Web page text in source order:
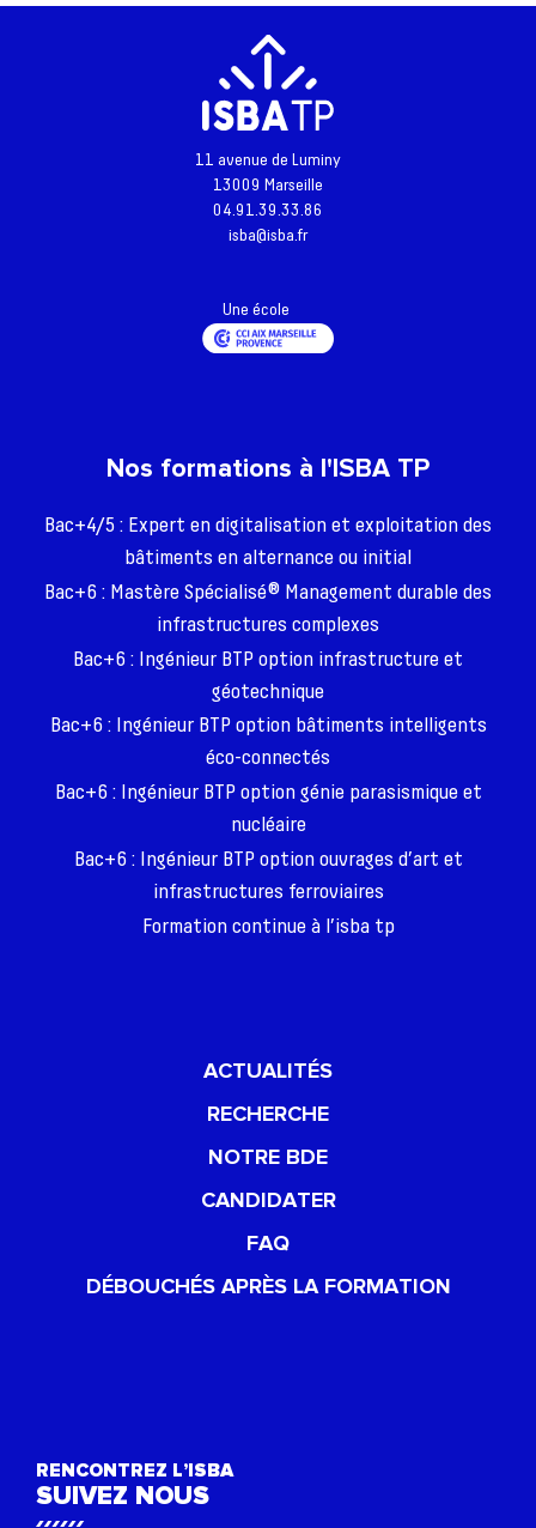
11 avenue de Luminy
13009 Marseille
04.91.39.33.86
isba@isba.fr
Une école
Nos formations à l'ISBA TP
Bac+4/5 : Expert en digitalisation et exploitation des
bâtiments en alternance ou initial
Bac+6 : Mastère Spécialisé® Management durable des
infrastructures complexes
Bac+6 : Ingénieur BTP option infrastructure et
géotechnique
Bac+6 : Ingénieur BTP option bâtiments intelligents
éco-connectés
Bac+6 : Ingénieur BTP option génie parasismique et
nucléaire
Bac+6 : Ingénieur BTP option ouvrages d’art et
infrastructures ferroviaires
Formation continue à l’isba tp
ACTUALITÉS
RECHERCHE
NOTRE BDE
CANDIDATER
FAQ
DÉBOUCHÉS APRÈS LA FORMATION
RENCONTREZ L’ISBA
SUIVEZ NOUS